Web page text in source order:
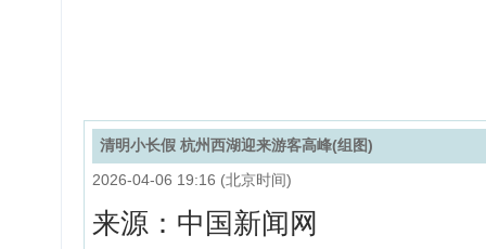
清明小长假 杭州西湖迎来游客高峰(组图)
2026-04-06 19:16 (北京时间)
来源：中国新闻网